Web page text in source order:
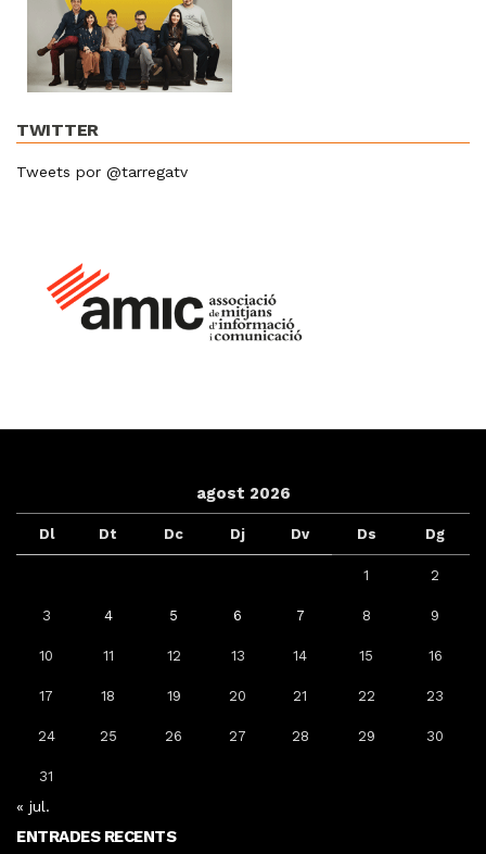
TWITTER
Tweets por @tarregatv
agost 2026
Dl Dt Dc Dj Dv Ds Dg
1 2
3 4 5 6 7 8 9
10 11 12 13 14 15 16
17 18 19 20 21 22 23
24 25 26 27 28 29 30
31
« jul.
ENTRADES RECENTS